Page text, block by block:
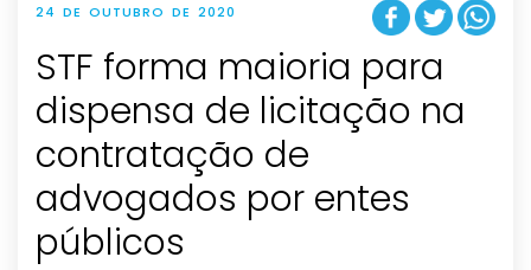
24 DE OUTUBRO DE 2020
STF forma maioria para
dispensa de licitação na
contratação de
advogados por entes
públicos